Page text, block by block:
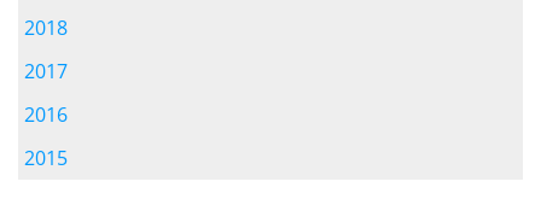
2018
2017
2016
2015